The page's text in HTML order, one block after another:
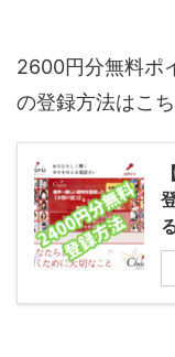
2600円分無料ポ
の登録方法はこ